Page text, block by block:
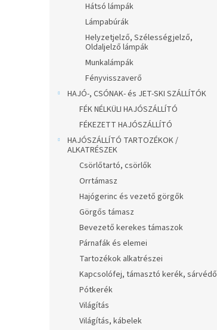
Hátsó lámpák
Lámpabúrák
Helyzetjelző, Szélességjelző,
Oldaljelző lámpák
Munkalámpák
Fényvisszaverő
HAJÓ-, CSÓNAK- és JET-SKI SZÁLLÍTÓK
FÉK NÉLKÜLI HAJÓSZÁLLÍTÓ
FÉKEZETT HAJÓSZÁLLÍTÓ
HAJÓSZÁLLÍTÓ TARTOZÉKOK /
ALKATRÉSZEK
Csörlőtartó, csörlők
Orrtámasz
Hajógerinc és vezető görgők
Görgős támasz
Bevezető kerekes támaszok
Párnafák és elemei
Tartozékok alkatrészei
Kapcsolófej, támasztó kerék, sárvédő
Pótkerék
Világítás
Világítás, kábelek